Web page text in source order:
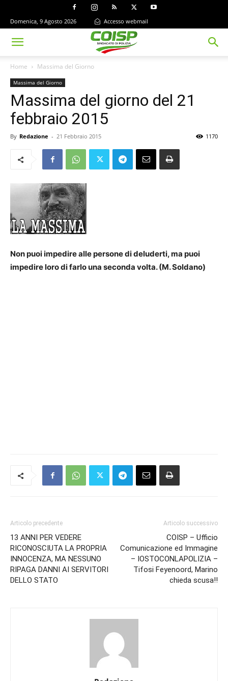
Domenica, 9 Agosto 2026 Accesso webmail
Home Massima del Giorno
Massima del Giorno
Massima del giorno del 21
febbraio 2015
By Redazione - 21 Febbraio 2015 1170
Non puoi impedire alle persone di deluderti, ma puoi
impedire loro di farlo una seconda volta. (M. Soldano)
Articolo precedente
13 ANNI PER VEDERE
RICONOSCIUTA LA PROPRIA
INNOCENZA, MA NESSUNO
RIPAGA DANNI AI SERVITORI
DELLO STATO
Articolo successivo
COISP – Ufficio
Comunicazione ed Immagine
– IOSTOCONLAPOLIZIA –
Tifosi Feyenoord, Marino
chieda scusa!!